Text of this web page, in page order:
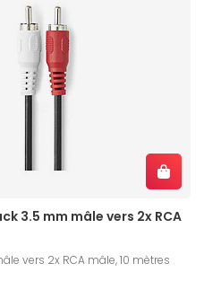
3.5 mm mâle vers 2x RCA
vers 2x RCA mâle, 10 mètres